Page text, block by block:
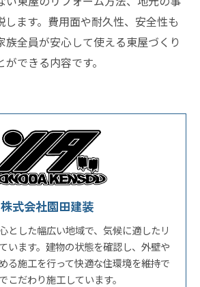
ます。費用面や耐久性、安全性も
族全員が安心して使える東屋づくり
できる内容です。
株式会社園田建装
とした幅広い地域で、気候に適したリ
います。建物の状態を確認し、外壁や
る施工を行って快適な住環境を維持で
こだわり施工しています。